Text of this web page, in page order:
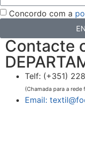
Concordo com a
Contacte
Telf: (+351)
(Chamada para a rede
Email: